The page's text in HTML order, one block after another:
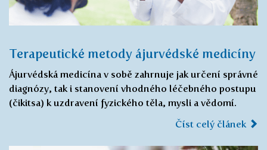
Terapeutické metody ájurvédské medicíny
Ájurvédská medicína v sobě zahrnuje jak určení správné
diagnózy, tak i stanovení vhodného léčebného postupu
(čikitsa) k uzdravení fyzického těla, mysli a vědomí.
Číst celý článek